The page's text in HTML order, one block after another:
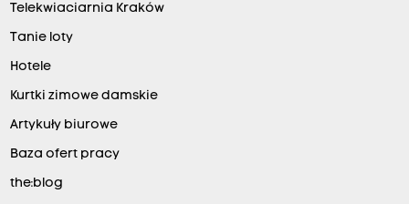
Telekwiaciarnia Kraków
Tanie loty
Hotele
Kurtki zimowe damskie
Artykuły biurowe
Baza ofert pracy
the:blog